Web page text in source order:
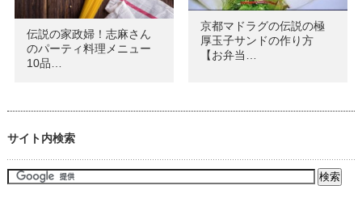
伝説の家政婦！志麻さん
のパーティ料理メニュー
10品…
京都マドラグの伝説の極
厚玉子サンドの作り方
【お弁当…
サイト内検索